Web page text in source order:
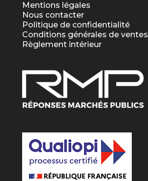
Mentions légales
Nous contacter
Politique de confidentialité
Conditions générales de ventes
Règlement intérieur